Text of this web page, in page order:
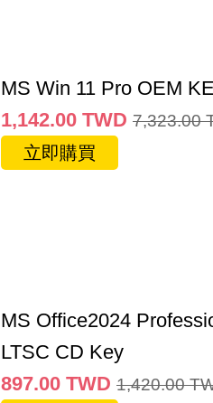
MS Win 11 Pro OEM
1,142.00 TWD 7,323.00
立即購買
MS Office2024
LTSC CD Key
897.00 TWD 1,420.00